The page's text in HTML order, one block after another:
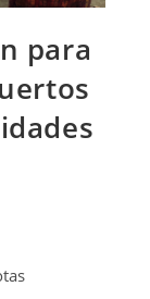
para